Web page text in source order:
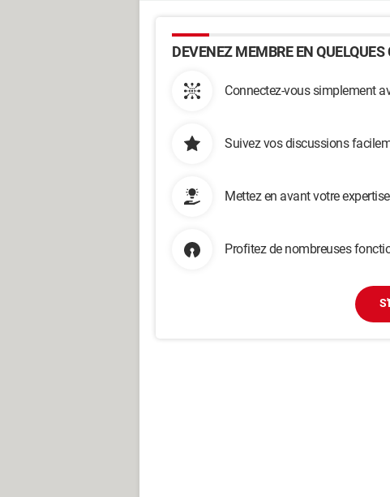
DEVENEZ MEMBRE EN QUELQUES
Connectez-vous simplement
Suivez vos discussions
Mettez en avant votre
Profitez de nombreuses